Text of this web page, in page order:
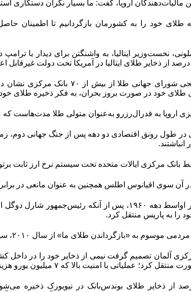
مالیات‌‌‌دهندگان اروپا، گفت: ما بسیار نگران دستکاری
طلای خود را به کشورمان بازگردانیم تا اطمینان
نخست‌وزیر ایتالیا، به واشنگتن برای دیدار با
در همین حال، نظرسنجی شورای
خود در صورت بروز بحران، به فکر ذخیره طلای
اروپا به فدرال‌‌‌رزرو به‌عنوان متولی طلا مدت‌‌‌هاست که
طول رونق اقتصادی دو دهه پس از جنگ جهانی دوم،
.
در آن سوی اقیانوس اطلس همچنین به عنوان مانعی در
با این وجود، فرانسه در اواسط دهه ۱۹۶۰، پس از
را به پاریس منتقل کرد.
«بازگرداندن طلای ما» از سال ۲۰۱۰، سیاست بانک مرکزی آلمان را تغییر داد
عملیاتی با امنیت بالا که ۷ میلیون یورو هزینه داشت.
حال حاضر، ۳۷‌ درصد از ذخایر طلای بوندس‌‌‌بانک در نیویورک